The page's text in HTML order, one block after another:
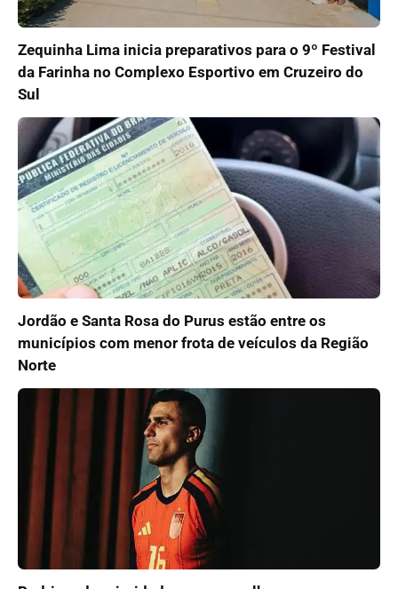
Zequinha Lima inicia preparativos para o 9º Festival
da Farinha no Complexo Esportivo em Cruzeiro do
Sul
Jordão e Santa Rosa do Purus estão entre os
municípios com menor frota de veículos da Região
Norte